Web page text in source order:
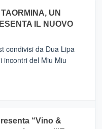
UN
IL NUOVO
condivisi da Dua Lipa
incontri del Miu Miu
“Vino &